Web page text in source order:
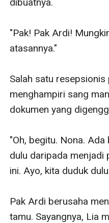
"Pak! Pak Ardi!
atasannya."
Salah satu
menghampiri sang
dokumen yang
"Oh, begitu. Nona.
dulu daripada menjadi
ini. Ayo, kita duduk
Pak Ardi berusaha
tamu. Sayangnya, Lia